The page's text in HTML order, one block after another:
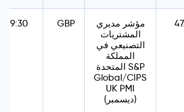
9:30 GBP
مؤشر مديري
المشتريات
التصنيعي في
المملكة
المتحدة S&P
Global/CIPS
UK PMI
(ديسمبر)